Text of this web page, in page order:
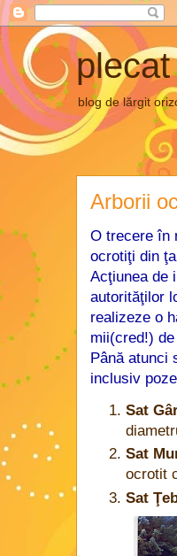
blog de lărgit
Arborii
O trecere în
ocrotiţi din
Acţiunea de
autorităţilor
realizeze o
mii(cred!)
Până atunci
inclusiv
Sat
Sat
ocrotit
Sat